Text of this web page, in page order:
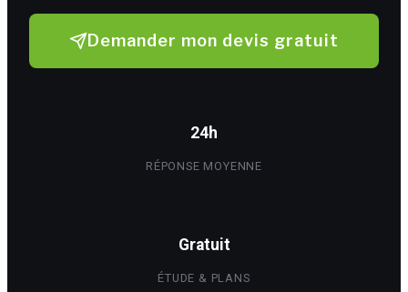
Demander mon devis gratuit
24h
RÉPONSE MOYENNE
Gratuit
ÉTUDE & PLANS